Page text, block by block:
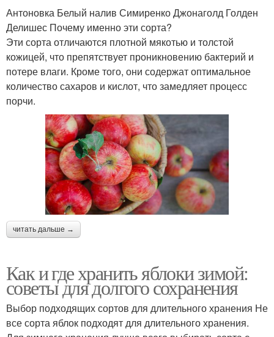
Антоновка Белый налив Симиренко Джонаголд Голден
Делишес Почему именно эти сорта?
Эти сорта отличаются плотной мякотью и толстой
кожицей, что препятствует проникновению бактерий и
потере влаги. Кроме того, они содержат оптимальное
количество сахаров и кислот, что замедляет процесс
порчи.
читать дальше →
Как и где хранить яблоки зимой:
советы для долгого сохранения
Выбор подходящих сортов для длительного хранения Не
все сорта яблок подходят для длительного хранения.